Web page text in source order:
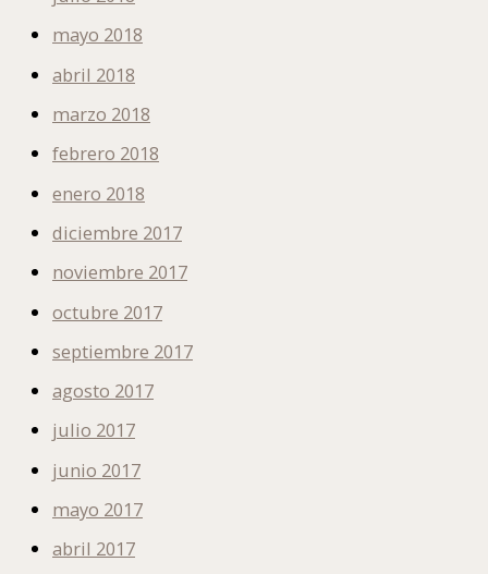
mayo 2018
abril 2018
marzo 2018
febrero 2018
enero 2018
diciembre 2017
noviembre 2017
octubre 2017
septiembre 2017
agosto 2017
julio 2017
junio 2017
mayo 2017
abril 2017